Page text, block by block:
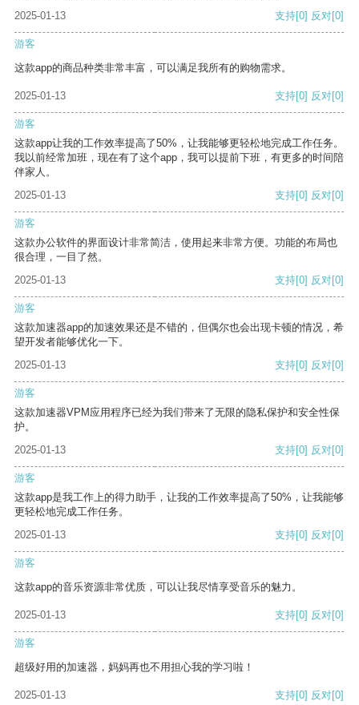
2025-01-13
支持[0] 反对[0]
游客
这款app的商品种类非常丰富，可以满足我所有的购物需求。
2025-01-13 支持[0] 反对[0]
游客
这款app让我的工作效率提高了50%，让我能够更轻松地完成工作任务。
我以前经常加班，现在有了这个app，我可以提前下班，有更多的时间陪
伴家人。
2025-01-13
支持[0] 反对[0]
游客
这款办公软件的界面设计非常简洁，使用起来非常方便。功能的布局也
很合理，一目了然。
2025-01-13
支持[0] 反对[0]
游客
这款加速器app的加速效果还是不错的，但偶尔也会出现卡顿的情况，希
望开发者能够优化一下。
2025-01-13
支持[0] 反对[0]
游客
这款加速器VPM应用程序已经为我们带来了无限的隐私保护和安全性保
护。
2025-01-13
支持[0] 反对[0]
游客
这款app是我工作上的得力助手，让我的工作效率提高了50%，让我能够
更轻松地完成工作任务。
2025-01-13
支持[0] 反对[0]
游客
这款app的音乐资源非常优质，可以让我尽情享受音乐的魅力。
2025-01-13 支持[0] 反对[0]
游客
超级好用的加速器，妈妈再也不用担心我的学习啦！
2025-01-13 支持[0] 反对[0]